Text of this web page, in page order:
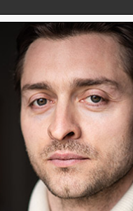
producteur, comédien
En détails